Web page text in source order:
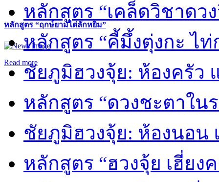
หลักสูตร “ฤกษ์ยามไต่ลักหยิ่ม”
Read more
หลักสูตร “เคล็ดวิชาดว
หลักสูตร “คี้มึ้งตุ่งกะ ไ
ชัยภูมิฮวงจุ้ย: ห้องครัว
หลักสูตร “ดวงชะตาใน
ชัยภูมิฮวงจุ้ย: ห้องนอน
หลักสูตร “ฮวงจุ้ย เฮี่ยง